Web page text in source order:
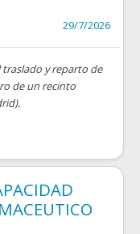
29/7/2026
y reparto de
de un recinto